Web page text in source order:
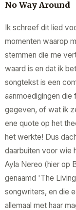
No Way Around
Ik schreef dit lied
momenten waarop
stemmen die me
waard is en dat ik
songtekst is een
aanmoedigingen die
gegeven, of wat ik
ene quote op het
het werkte! Dus
daarbuiten voor wie
Ayla Nereo (hier op
genaamd 'The
songwriters, en die
allemaal met haar